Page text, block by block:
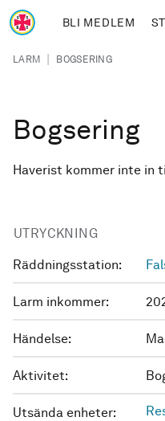
Hoppa till huvudinnehåll
BLI MEDLEM
Länkstig
LARM | BOGSERING
Bogsering
Haverist kommer inte in
UTRYCKNING
Räddningsstation:
Larm inkommer:
Händelse:
Aktivitet:
Utsända enheter: